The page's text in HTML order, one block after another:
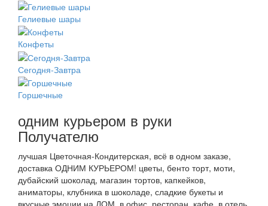
Гелиевые шары
Конфеты
Сегодня-Завтра
Горшечные
одним курьером в руки
Получателю
лучшая Цветочная-Кондитерская, всё в одном заказе,
доставка ОДНИМ КУРЬЕРОМ! цветы, бенто торт, моти,
дубайский шоколад, магазин тортов, капкейков,
аниматоры, клубника в шоколаде, сладкие букеты и